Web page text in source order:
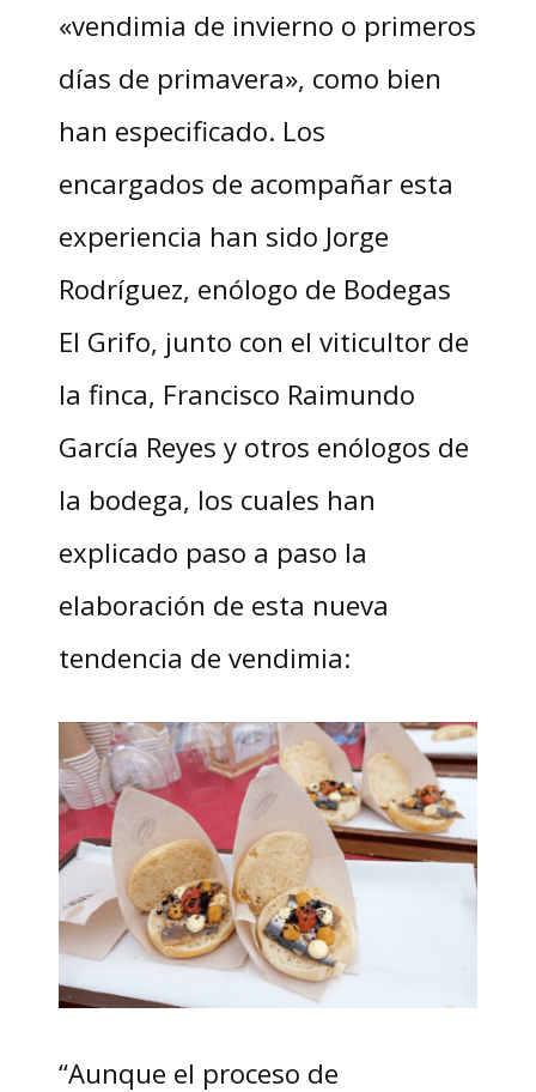
«vendimia de invierno o primeros
días de primavera», como bien
han especificado. Los
encargados de acompañar esta
experiencia han sido Jorge
Rodríguez, enólogo de Bodegas
El Grifo, junto con el viticultor de
la finca, Francisco Raimundo
García Reyes y otros enólogos de
la bodega, los cuales han
explicado paso a paso la
elaboración de esta nueva
tendencia de vendimia:
“Aunque el proceso de